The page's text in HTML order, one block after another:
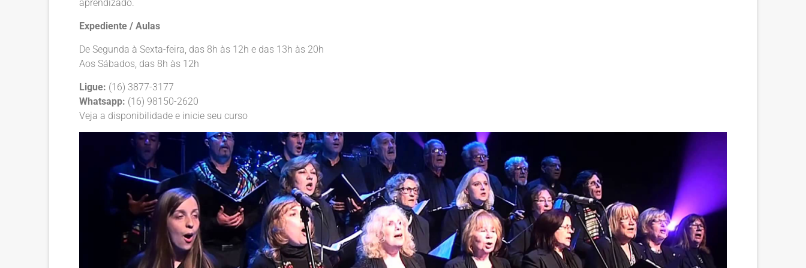
aprendizado.
Expediente / Aulas
De Segunda à Sexta-feira, das 8h às 12h e das 13h às 20h
Aos Sábados, das 8h às 12h
Ligue: (16) 3877-3177
Whatsapp: (16) 98150-2620
Veja a disponibilidade e inicie seu curso